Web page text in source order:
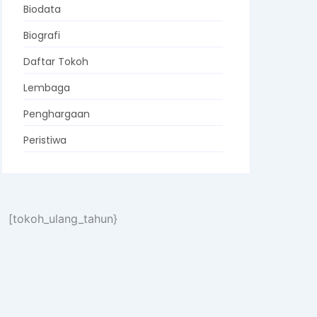
Biodata
Biografi
Daftar Tokoh
Lembaga
Penghargaan
Peristiwa
[tokoh_ulang_tahun}